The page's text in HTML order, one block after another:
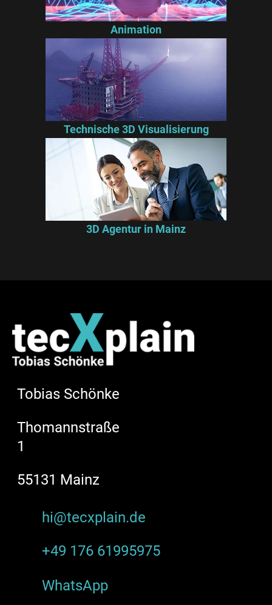
Animation
Technische 3D Visualisierung
3D Agentur in Mainz
Tobias Schönke
Thomannstraße
1
55131 Mainz
hi@tecxplain.de
+49 176 61995975
WhatsApp